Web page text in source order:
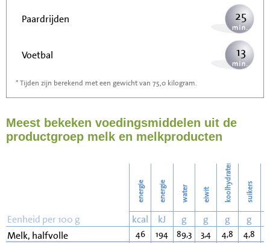
Paardrijden 25
Voetbal 13
Stofzuigen
Strijken 44
50
* Tijden zijn berekend met een gewicht van 75,0 kilogram.
Meest bekeken voedingsmiddelen uit de
productgroep melk en melkproducten
energie energie water eiwit koolhydraten suikers
Eenheid per 100 g kcal kJ g g g g
Melk, halfvolle
46 194 89,3 3,4 4,8 4,8